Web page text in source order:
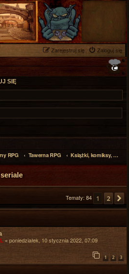
Zaloguj się
Zarejestruj się
SIĘ
RPG Tawerna RPG Książki, komiksy, filmy i seriale
Tematy: 84 1 2
« poniedziałek, 10 stycznia 2022, 07:09
1 2 3